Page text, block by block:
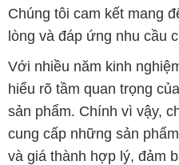
Chúng tôi cam kết mang
lòng và đáp ứng nhu cầu
Với nhiều năm kinh
hiểu rõ tầm quan trọng
sản phẩm. Chính vì vậy,
cung cấp những sản
và giá thành hợp lý, đảm